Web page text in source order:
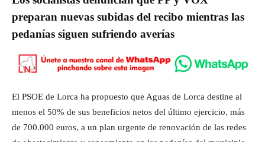
preparan nuevas subidas del recibo mientras las
pedanías siguen sufriendo averías
El PSOE de Lorca ha propuesto que Aguas de Lorca destine al
menos el 50% de sus beneficios netos del último ejercicio, más
de 700.000 euros, a un plan urgente de renovación de las redes